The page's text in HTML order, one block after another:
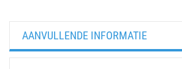
AANVULLENDE INFORMATIE